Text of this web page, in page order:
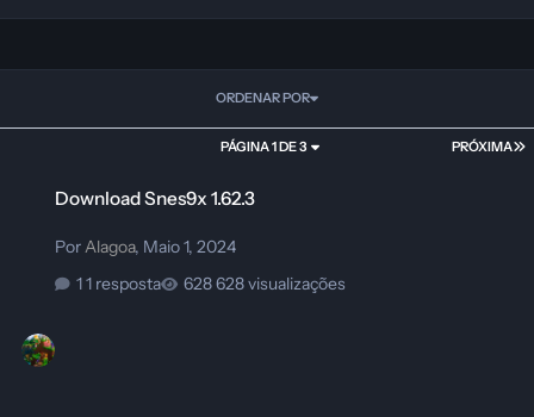
PRÓXIMA
PÁGINA 1 DE 3
ORDENAR POR
Download Snes9x 1.62.3
PorAlagoa, Maio 1, 2024
1 resposta
628 visualizações